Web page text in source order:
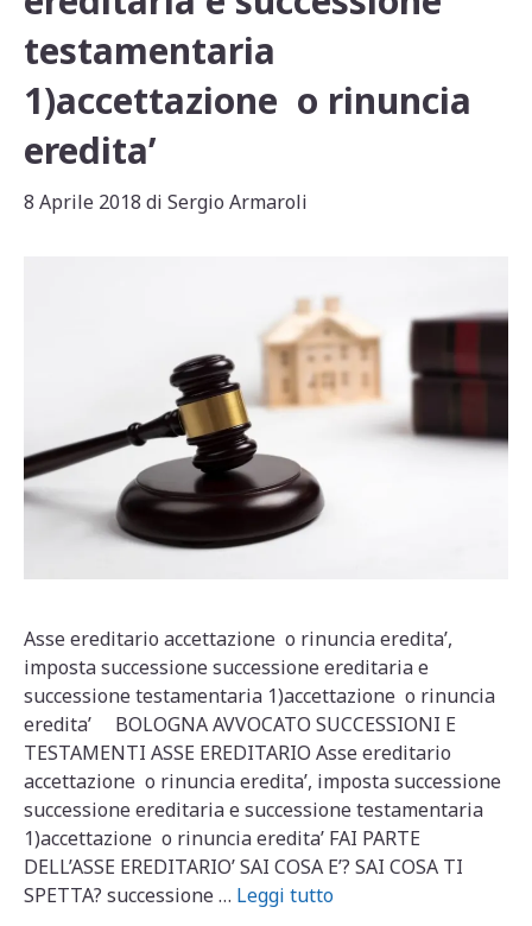
testamentaria
1)accettazione o rinuncia
eredita’
8 Aprile 2018 di Sergio Armaroli
Asse ereditario accettazione o rinuncia eredita’,
imposta successione successione ereditaria e
successione testamentaria 1)accettazione o rinuncia
eredita’ BOLOGNA AVVOCATO SUCCESSIONI E
TESTAMENTI ASSE EREDITARIO Asse ereditario
accettazione o rinuncia eredita’, imposta successione
successione ereditaria e successione testamentaria
1)accettazione o rinuncia eredita’ FAI PARTE
DELL’ASSE EREDITARIO’ SAI COSA E’? SAI COSA TI
SPETTA? successione … Leggi tutto